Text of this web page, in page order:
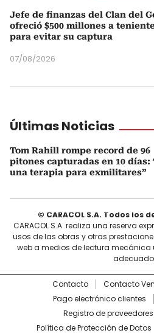
Jefe de finanzas del Clan del
ofreció $500 millones a teniente
para evitar su captura
07/08/2026
Últimas Noticias
Tom Rahill rompe record de 96
pitones capturadas en 10 días:
una terapia para exmilitares”
© CARACOL S.A. Todos los
CARACOL S.A. realiza una reserva
usos de las obras y otras
web a medios de lectura mecánica
Contacto Contacto
Pago electrónico clientes
Registro de proveedores
Política de Protección de Datos